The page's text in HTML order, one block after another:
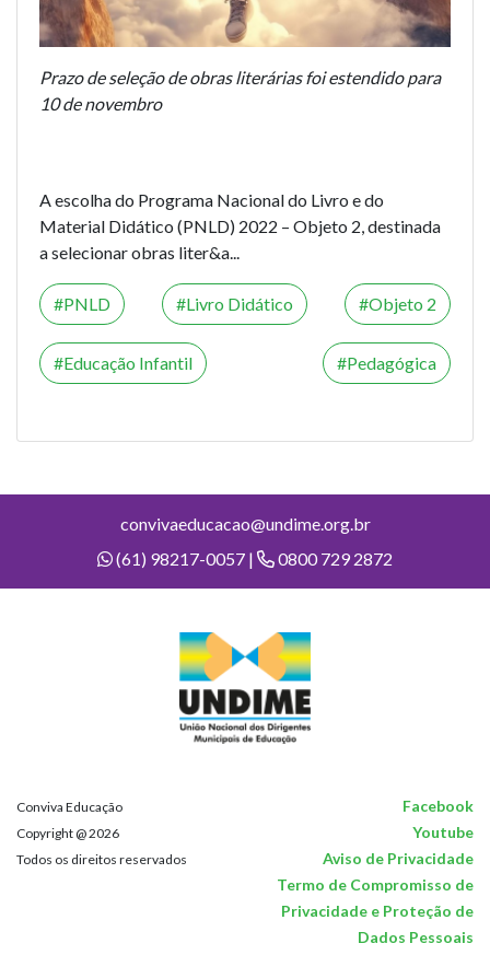
Prazo de seleção de obras literárias foi estendido para
10 de novembro
A escolha do Programa Nacional do Livro e do
Material Didático (PNLD) 2022 – Objeto 2, destinada
a selecionar obras liter&a...
PNLD Livro Didático Objeto 2
Educação Infantil Pedagógica
convivaeducacao@undime.org.br
(61) 98217-0057 |
0800 729 2872
Conviva Educação Facebook
Copyright @ 2026 Youtube
Todos os direitos reservados
Aviso de Privacidade
Termo de Compromisso de
Privacidade e Proteção de
Dados Pessoais